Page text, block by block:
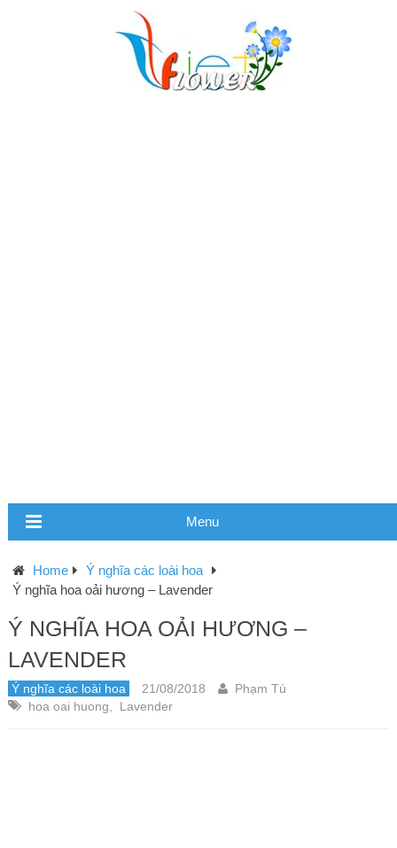
Menu
Home
Ý nghĩa các loài hoa
Ý nghĩa hoa oải hương – Lavender
Ý NGHĨA HOA OẢI HƯƠNG –
LAVENDER
Ý nghĩa các loài hoa 21/08/2018
Phạm Tú
hoa oai huong
Lavender